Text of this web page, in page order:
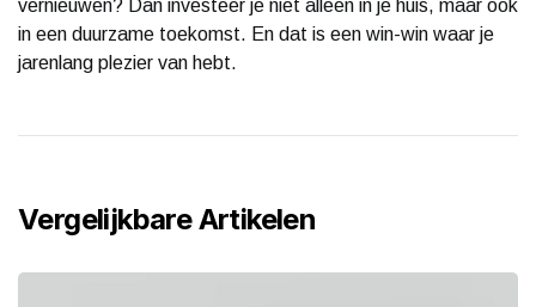
vernieuwen? Dan investeer je niet alleen in je huis, maar ook
in een duurzame toekomst. En dat is een win-win waar je
jarenlang plezier van hebt.
Vergelijkbare Artikelen